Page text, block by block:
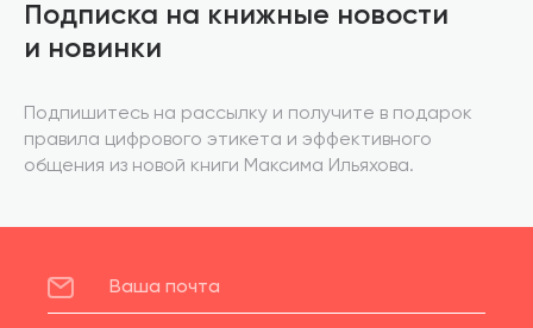
Подписка на книжные новости
и новинки
Подпишитесь на рассылку и получите в подарок
правила цифрового этикета и эффективного
общения из новой книги Максима Ильяхова.